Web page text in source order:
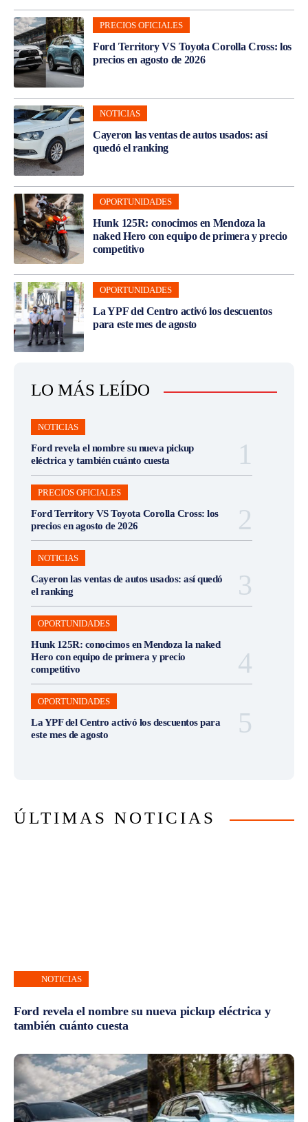
PRECIOS OFICIALES
Ford Territory VS Toyota Corolla Cross: los
precios en agosto de 2026
NOTICIAS
Cayeron las ventas de autos usados: así
quedó el ranking
OPORTUNIDADES
Hunk 125R: conocimos en Mendoza la
naked Hero con equipo de primera y precio
competitivo
OPORTUNIDADES
La YPF del Centro activó los descuentos
para este mes de agosto
LO MÁS LEÍDO
NOTICIAS
Ford revela el nombre su nueva pickup
eléctrica y también cuánto cuesta
PRECIOS OFICIALES
Ford Territory VS Toyota Corolla Cross: los
precios en agosto de 2026
NOTICIAS
Cayeron las ventas de autos usados: así quedó
el ranking
OPORTUNIDADES
Hunk 125R: conocimos en Mendoza la naked
Hero con equipo de primera y precio
competitivo
OPORTUNIDADES
La YPF del Centro activó los descuentos para
este mes de agosto
ÚLTIMAS NOTICIAS
NOTICIAS
Ford revela el nombre su nueva pickup eléctrica y
también cuánto cuesta